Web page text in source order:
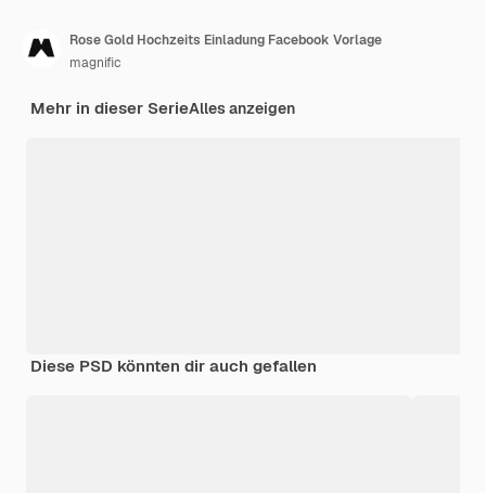
Rose Gold Hochzeits Einladung Facebook Vorlage
magnific
Mehr in dieser SerieAlles anzeigen
Diese PSD könnten dir auch gefallen